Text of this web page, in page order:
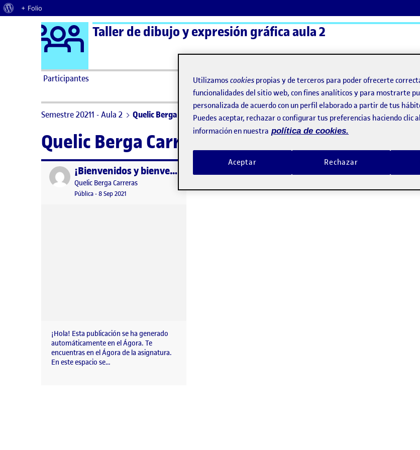
Acerca de WordPress
+ Folio
Saltar al contenido Logo Ágora
Taller de dibujo y expresión gráfica aula 2
Participantes ActiFolios
Semestre 20211 - Aula 2 Quelic Berga Carreras
Quelic Berga Carreras
Publicado por ¡Bienvenidos y bienvenidas!
Publicado por
Quelic Berga Carreras
Visibilidad:
Pública-Fecha de publicación
8 Sep 2021 9 septiembre, 2021 2:33 pm
¡Hola! Esta publicación se ha generado
automáticamente en el Ágora. Te
encuentras en el Ágora de la asignatura.
En este espacio se…
Utilizamos cookies propias y de terceros para poder ofrecerte
funcionalidades del sitio web, con fines analíticos y para mostrarte
personalizada de acuerdo con un perfil elaborado a partir de tus
Puedes aceptar, rechazar o configurar tus preferencias haciendo clic
información en nuestra política de cookies.
Rechazar
Aceptar